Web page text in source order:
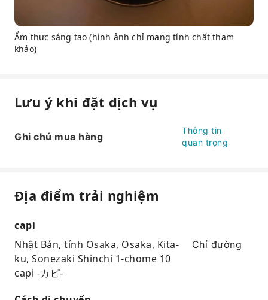
Ẩm thực sáng tạo (hình ảnh chỉ mang tính chất tham
khảo)
Lưu ý khi đặt dịch vụ
Ghi chú mua hàng
Thông tin
quan trọng
Địa điểm trải nghiệm
capi
Nhật Bản, tỉnh Osaka, Osaka, Kita-
ku, Sonezaki Shinchi 1-chome 10
capi -カピ-
Chỉ đường